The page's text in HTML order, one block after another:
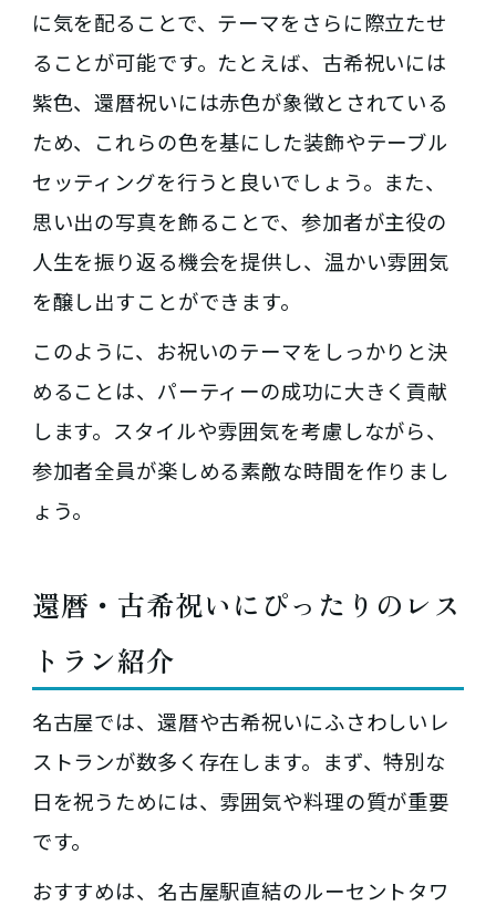
に気を配ることで、テーマをさらに際立たせ
ることが可能です。たとえば、古希祝いには
紫色、還暦祝いには赤色が象徴とされている
ため、これらの色を基にした装飾やテーブル
セッティングを行うと良いでしょう。また、
思い出の写真を飾ることで、参加者が主役の
人生を振り返る機会を提供し、温かい雰囲気
を醸し出すことができます。
このように、お祝いのテーマをしっかりと決
めることは、パーティーの成功に大きく貢献
します。スタイルや雰囲気を考慮しながら、
参加者全員が楽しめる素敵な時間を作りまし
ょう。
還暦・古希祝いにぴったりのレス
トラン紹介
名古屋では、還暦や古希祝いにふさわしいレ
ストランが数多く存在します。まず、特別な
日を祝うためには、雰囲気や料理の質が重要
です。
おすすめは、名古屋駅直結のルーセントタワ